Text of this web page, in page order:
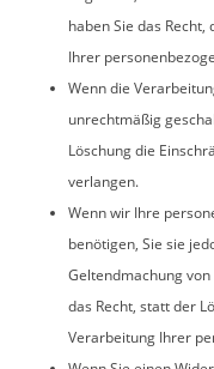
haben Sie das
Ihrer
Wenn die
unrechtmäßig
Löschung die
verlangen.
Wenn wir Ihre
benötigen, Sie sie
Geltendmachung
das Recht, statt der
Verarbeitung Ihrer